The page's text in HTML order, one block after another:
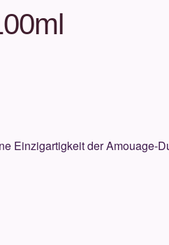
Einzigartigkeit der Amouage-